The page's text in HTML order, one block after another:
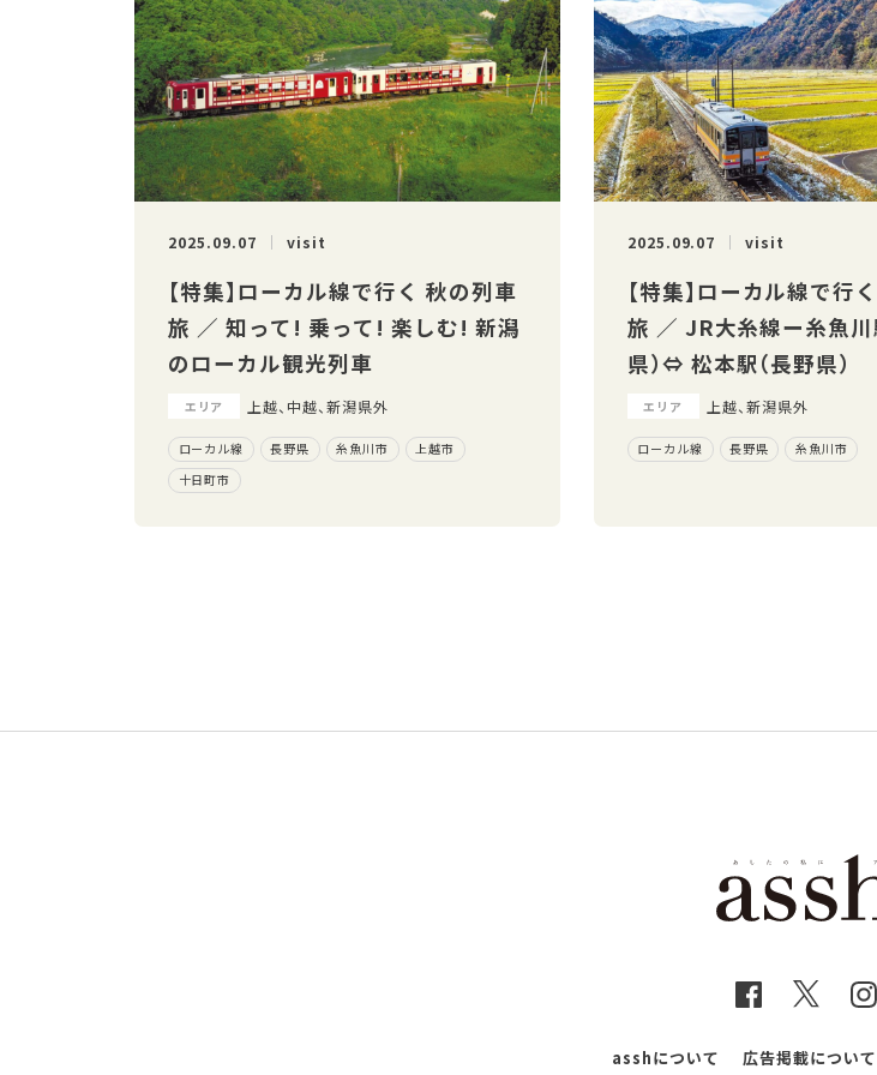
2025.09.07 visit
【特集】ローカル線で行く 秋の列車
旅 ／ 知って! 乗って! 楽しむ! 新潟
のローカル観光列車
エリア 上越、中越、新潟県外
ローカル線 長野県 糸魚川市
上越市
十日町市
2025.09.07 visit
【特集】ローカル線で行
旅 ／ JR大糸線ー糸魚川
県）⇔ 松本駅（長野県）
エリア 上越、新潟県外
ローカル線 長野県 糸魚川市
asshについて 広告掲載について